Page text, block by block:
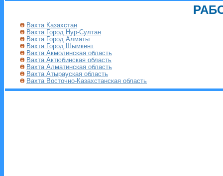
Вахта Казахстан
Вахта Город Нур-Султан
Вахта Город Алматы
Вахта Город Шымкент
Вахта Акмолинская область
Вахта Актюбинская область
Вахта Алматинская область
Вахта Атырауская область
Вахта Восточно-Казахстанская область